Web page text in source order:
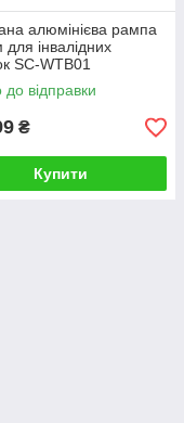
алюмінієва рампа
для інвалідних
SC-WTB01
до відправки
₴
Купити